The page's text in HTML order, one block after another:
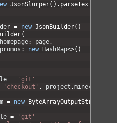
JsonSlurper( ) . parseText
= new JsonBuilder( )
(
homepage: page ,
promos : new HashMap<>( )
=
'git'
'checkout' , project .minecraft
= new ByteArrayOutputStream
=
'git'